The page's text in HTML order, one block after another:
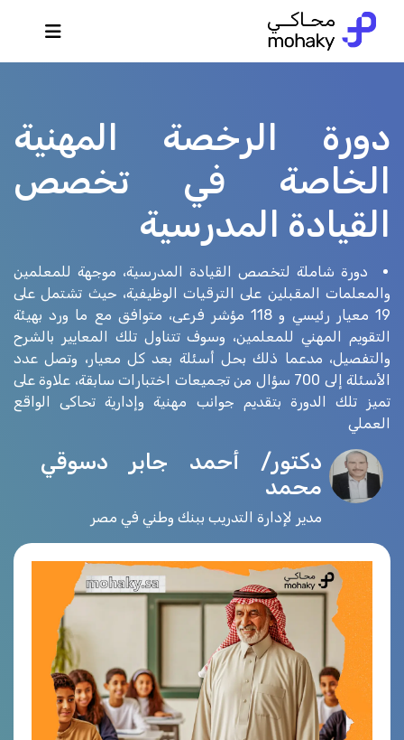
دورة الرخصة المهنية
الخاصة في تخصص
القيادة المدرسية
دورة شاملة لتخصص القيادة المدرسية، موجهة للمعلمين
والمعلمات المقبلين على الترقيات الوظيفية، حيث تشتمل على
19 معيار رئيسي و 118 مؤشر فرعى، متوافق مع ما ورد بهيئة
التقويم المهني للمعلمين، وسوف تتناول تلك المعايير بالشرح
والتفصيل، مدعما ذلك بحل أسئلة بعد كل معيار، وتصل عدد
الأسئلة إلى 700 سؤال من تجميعات اختبارات سابقة، علاوة على
تميز تلك الدورة بتقديم جوانب مهنية وإدارية تحاكى الواقع
العملي
دكتور/ أحمد جابر دسوقي
محمد
مدير لإدارة التدريب ببنك وطني في مصر